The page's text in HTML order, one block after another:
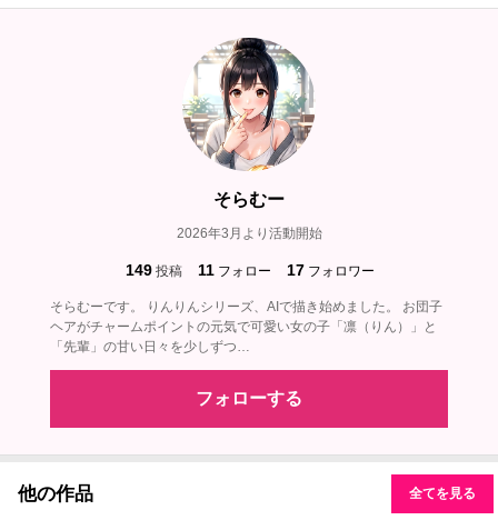
そらむー
2026年3月より活動開始
149 投稿 11 フォロー 17 フォロワー
そらむーです。 りんりんシリーズ、AIで描き始めました。 お団子
ヘアがチャームポイントの元気で可愛い女の子「凛（りん）」と
「先輩」の甘い日々を少しずつ…
フォローする
他の作品 全てを見る